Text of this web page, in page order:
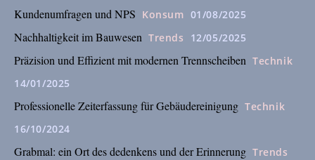
Kundenumfragen und NPS Konsum 01/08/2025
Nachhaltigkeit im Bauwesen Trends 12/05/2025
Präzision und Effizient mit modernen Trennscheiben Technik
14/01/2025
Professionelle Zeiterfassung für Gebäudereinigung Technik
16/10/2024
Grabmal: ein Ort des dedenkens und der Erinnerung Trends